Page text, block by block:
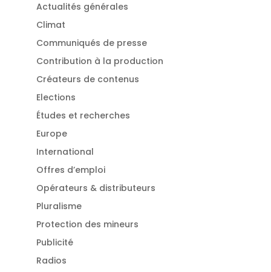
Actualités générales
Climat
Communiqués de presse
Contribution à la production
Créateurs de contenus
Elections
Études et recherches
Europe
International
Offres d’emploi
Opérateurs & distributeurs
Pluralisme
Protection des mineurs
Publicité
Radios